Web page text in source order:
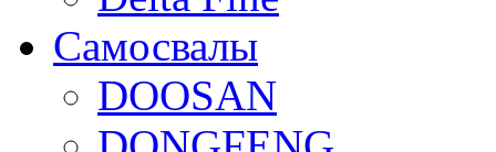
Самосвалы
DOOSAN